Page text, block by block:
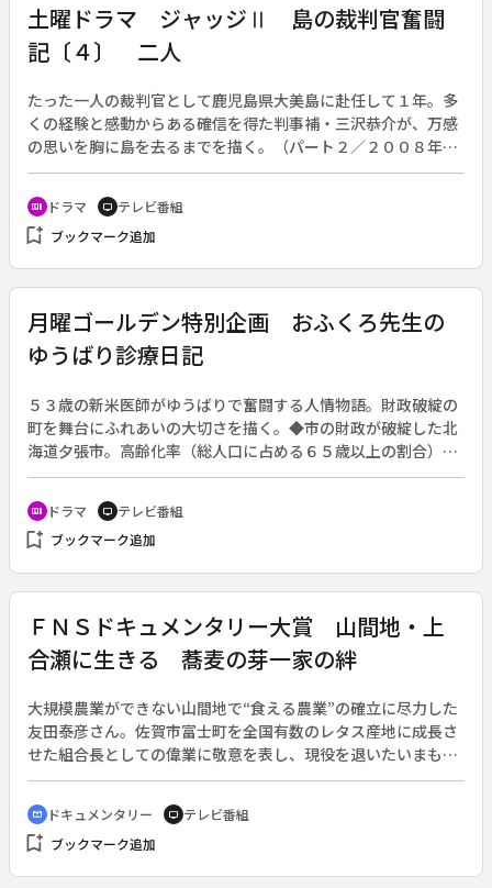
土曜ドラマ ジャッジⅡ 島の裁判官奮闘
記〔４〕 二人
たった一人の裁判官として鹿児島県大美島に赴任して１年。多
くの経験と感動からある確信を得た判事補・三沢恭介が、万感
の思いを胸に島を去るまでを描く。（パート２／２００８年１
０月２５日～１１月２２日放送、全５回）◆第４回「二人」。
恭介（西島秀俊）は、母親が違う兄妹が父の遺産をめぐって争
っている調停にあたっていた。民法では内縁の妻との間に生ま
れた「非嫡出子」は、婚姻関係にあった夫婦の「嫡出子」の半
下の平等」に違反するのではないか、というのがこの裁判の焦
点だ。これまでの最高裁の判例では、すべて「違反しない」と
している。審判を迫られ注目を集める恭介に、親友・塚本の訃
報が届く。
recent_actors ドラマ tv テレビ番組
bookmark_add ブックマーク追加
月曜ゴールデン特別企画 おふくろ先生の
ゆうばり診療日記
５３歳の新米医師がゆうばりで奮闘する人情物語。財政破綻の
町を舞台にふれあいの大切さを描く。◆市の財政が破綻した北
海道夕張市。高齢化率（総人口に占める６５歳以上の割合）が
４割を超える状況で、救急車が２台しかないという、夕張市が
抱える医療や行政の現状をリアルに捉える。◆２００６年・
夏。地域医療への夢を抱いたまま先立ってしまった夫・章一
（平田満）の遺志を継ぎ、看護師から女医へと転身した大田原
京に残し、夕張の診療所へと赴任することになる。翌日から、
花世の戦いが始まる。葛藤する花世に、夕張市の破綻が重くの
しかかってくる。住民たちへの想いと、息子への想いが、花世
を悩ませて行く。
recent_actors ドラマ tv テレビ番組
bookmark_add ブックマーク追加
ＦＮＳドキュメンタリー大賞 山間地・上
合瀬に生きる 蕎麦の芽一家の絆
大規模農業ができない山間地で“食える農業”の確立に尽力した
友田泰彦さん。佐賀市富士町を全国有数のレタス産地に成長さ
せた組合長としての偉業に敬意を表し、現役を退いたいまも町
民に「組合長」と呼ばれる８０歳の友田さんの日々を追う。◆
組合長を辞めた１０年前、友田さんは独学で蕎麦作りを始め
た。一番の特徴は、この地区に昔からあった地種を使うとこ
ろ。６年前には自分で打った蕎麦を食べさせる小さな店を出す
cinematic_blur ドキュメンタリー tv テレビ番組
bookmark_add ブックマーク追加